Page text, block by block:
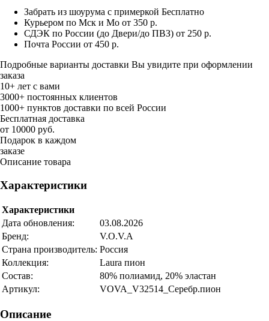
Забрать из шоурума с примеркой Бесплатно
Курьером по Мск и Мо от 350 р.
СДЭК по России (до Двери/до ПВЗ) от 250 р.
Почта России от 450 р.
Подробные варианты доставки Вы увидите при оформлении
заказа
10+ лет с вами
3000+ постоянных клиентов
1000+ пунктов доставки по всей России
Бесплатная доставка
от 10000 руб.
Подарок в каждом
заказе
Описание товара
Характеристики
Характеристики
Дата обновления:
03.08.2026
Бренд:
V.O.V.A
Страна производитель: Россия
Коллекция:
Laura пион
Состав:
80% полиамид, 20% эластан
Артикул:
VOVA_V32514_Серебр.пион
Описание